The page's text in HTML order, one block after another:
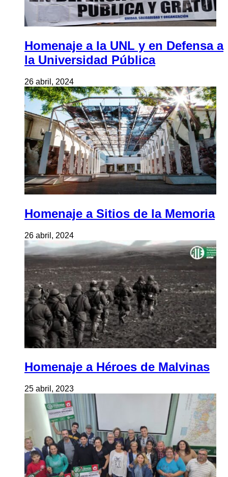
Homenaje a la UNL y en Defensa a
la Universidad Pública
26 abril, 2024
Homenaje a Sitios de la Memoria
26 abril, 2024
Homenaje a Héroes de Malvinas
25 abril, 2023